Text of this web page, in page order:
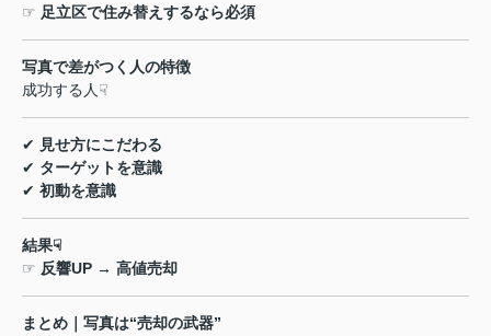
☞ 足立区で住み替えするなら必須
写真で差がつく人の特徴
成功する人 ☟
✔ 見せ方にこだわる
✔ ターゲットを意識
✔ 初動を意識
結果☟
☞ 反響UP → 高値売却
まとめ｜写真は“売却の武器”